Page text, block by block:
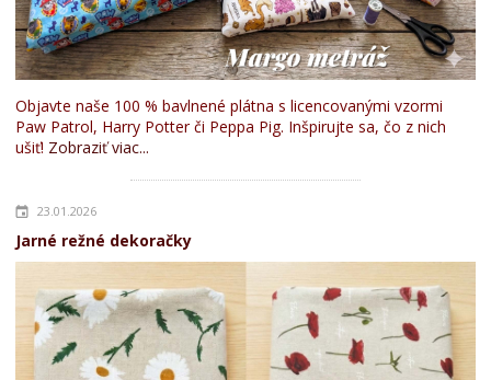
Objavte naše 100 % bavlnené plátna s licencovanými vzormi
Paw Patrol, Harry Potter či Peppa Pig. Inšpirujte sa, čo z nich
ušiť! Zobraziť viac...
23.01.2026
Jarné režné dekoračky